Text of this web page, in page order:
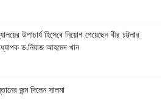
উপাচার্য হিসেবে নিয়োগ পেয়েছেন বীর চট্টলার
ড.নিয়াজ আহমেদ খান
জন্ম দিলেন সালমা